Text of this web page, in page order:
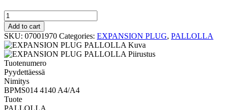
PALLOLLA
BPMS014
4140
A4/A4
quantity
Add to cart
SKU: 07001970 Categories: EXPANSION PLUG, PALLOLLA
Tuotenumero
Pyydettäessä
Nimitys
BPMS014 4140 A4/A4
Tuote
PALLOLLA